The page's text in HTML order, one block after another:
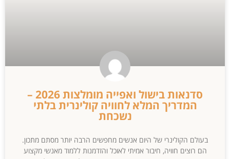
סדנאות בישול ואפייה מומלצות 2026 –
המדריך המלא לחוויה קולינרית בלתי
נשכחת
בעולם הקולינרי של היום אנשים מחפשים הרבה יותר מסתם מתכון.
הם רוצים חוויה, חיבור אמיתי לאוכל והזדמנות ללמוד מאנשי מקצוע